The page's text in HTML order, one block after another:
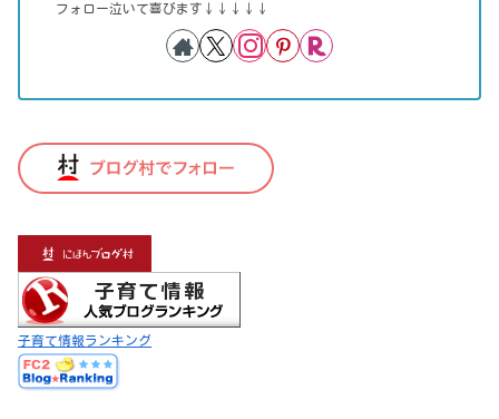
フォロー泣いて喜びます↓↓↓↓↓
子育て情報ランキング